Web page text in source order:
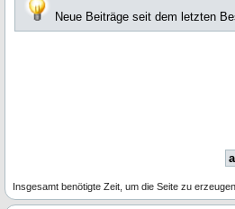
Neue Beiträge seit dem letzten
Insgesamt benötigte Zeit, um die Seite zu